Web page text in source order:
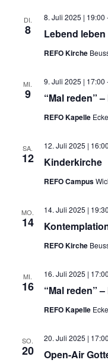
DI.
8 Lebend
8. Juli 2025 | 19:00
REFO Kirche
MI.
9 “Mal reden”
9. Juli 2025 | 17:00
REFO Kapelle
SA.
12 Kinderkirche
12. Juli 2025 | 16:00
REFO Campus
MO.
14
14. Juli 2025 | 19:30
REFO Kirche
MI.
16 “Mal reden”
16. Juli 2025 | 17:00
REFO Kapelle
SO.
20 Open-Air
20. Juli 2025 | 17:00